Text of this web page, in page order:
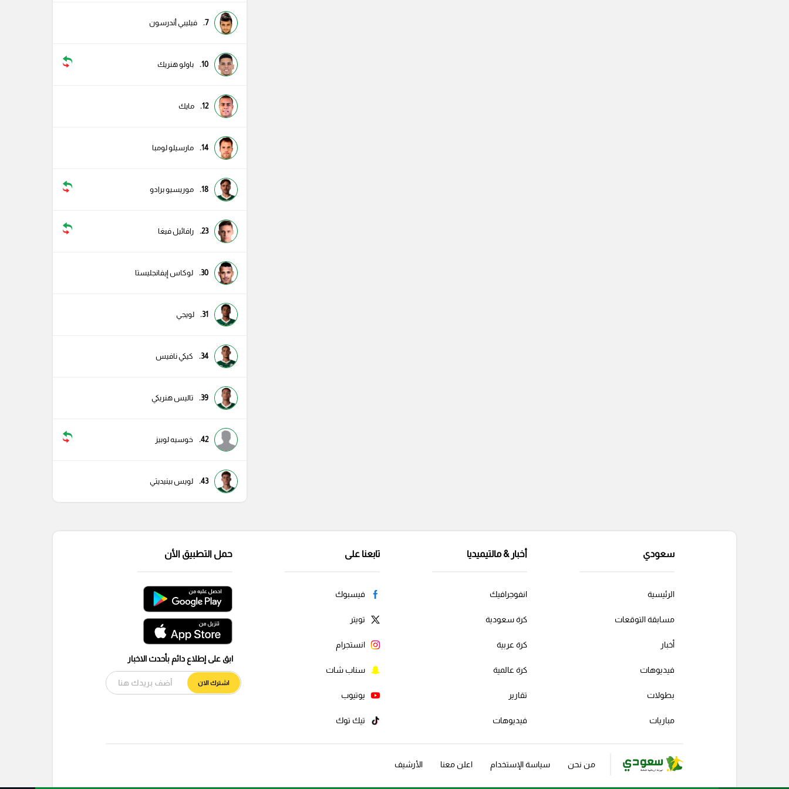
7. فيليبي أندرسون
10. باولو هنريك
12. مايك
14. مارسيلو لومبا
18. موريسيو برادو
23. رافائيل فيغا
30. لوكاس إيفانجليستا
31. لويجي
34. كيكي نافيس
39. تاليس هنريكي
42. خوسيه لوبيز
43. لويس بينيديتي
سعودي
الرئيسية
مسابقة التوقعات
أخبار
فيديوهات
بطولات
مباريات
أخبار & مالتيميديا
انفوجرافيك
كرة سعودية
كرة عربية
كرة عالمية
تقارير
فيديوهات
تابعنا على
فيسبوك
تويتر
انستجرام
سناب شات
يوتيوب
تيك توك
حمل التطبيق الأن
ابق على إطلاع دائم بأحدث الاخبار
اشترك الان
من نحن سياسة الإستخدام اعلن معنا الأرشيف